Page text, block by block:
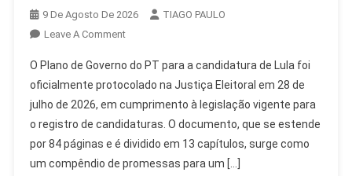
9 De Agosto De 2026
TIAGO PAULO
Leave A CommentOn
De
Governo
Do
PT
Apresenta
Lula
O Plano de Governo do PT para a candidatura de Lula foi
oficialmente protocolado na Justiça Eleitoral em 28 de
julho de 2026, em cumprimento à legislação vigente para
o registro de candidaturas. O documento, que se estende
por 84 páginas e é dividido em 13 capítulos, surge como
um compêndio de promessas para um […]